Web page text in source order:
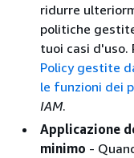
ridurre
politiche
tuoi casi d'uso.
Policy gestite
le funzioni dei
IAM.
Applicazione
minimo -